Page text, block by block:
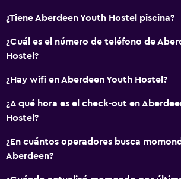
¿Tiene Aberdeen Youth Hostel piscina?
¿Cuál es el número de teléfono de
Hostel?
¿Hay wifi en Aberdeen Youth Hostel?
¿A qué hora es el check-out en
Hostel?
¿En cuántos operadores busca
Aberdeen?